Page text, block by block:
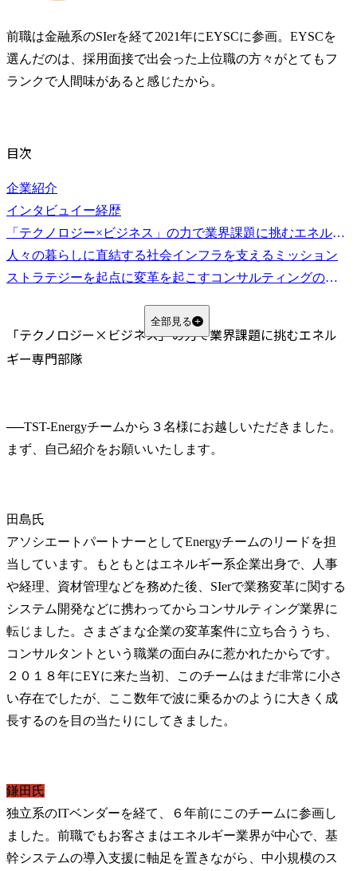
前職は金融系のSIerを経て2021年にEYSCに参画。EYSCを
選んだのは、採用面接で出会った上位職の方々がとてもフ
ランクで人間味があると感じたから。
目次
企業紹介
インタビュイー経歴
「テクノロジー×ビジネス」の力で業界課題に挑むエネルギー専門部隊
人々の暮らしに直結する社会インフラを支えるミッション
ストラテジーを起点に変革を起こすコンサルティングの醍醐味
全部見る
「テクノロジー×ビジネス」の力で業界課題に挑むエネル
ギー専門部隊
──TST-Energyチームから３名様にお越しいただきました。
田島氏
アソシエートパートナーとしてEnergyチームのリードを担
当しています。もともとはエネルギー系企業出身で、人事
や経理、資材管理などを務めた後、SIerで業務変革に関する
システム開発などに携わってからコンサルティング業界に
転じました。さまざまな企業の変革案件に立ち合ううち、
コンサルタントという職業の面白みに惹かれたからです。
２０１８年にEYに来た当初、このチームはまだ非常に小さ
い存在でしたが、ここ数年で波に乗るかのように大きく成
長するのを目の当たりにしてきました。
鎌田氏
独立系のITベンダーを経て、６年前にこのチームに参画し
ました。前職でもお客さまはエネルギー業界が中心で、基
幹システムの導入支援に軸足を置きながら、中小規模のス